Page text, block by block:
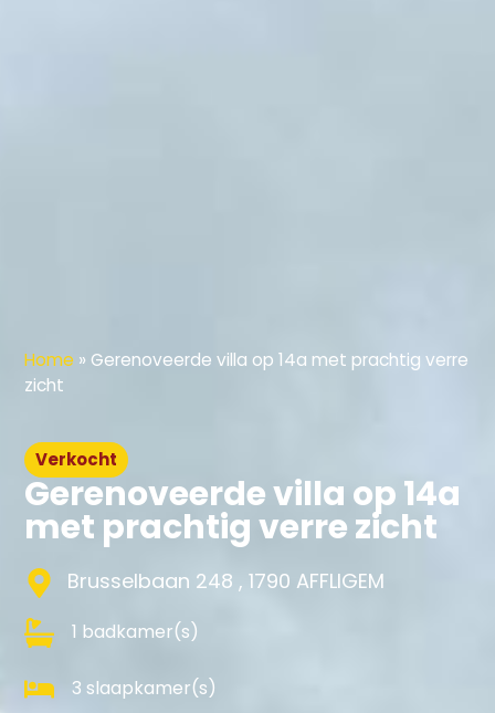
Home » Gerenoveerde villa op 14a met prachtig verre
zicht
Verkocht
Gerenoveerde villa op 14a
met prachtig verre zicht
Brusselbaan 248 , 1790 AFFLIGEM
1 badkamer(s)
3 slaapkamer(s)